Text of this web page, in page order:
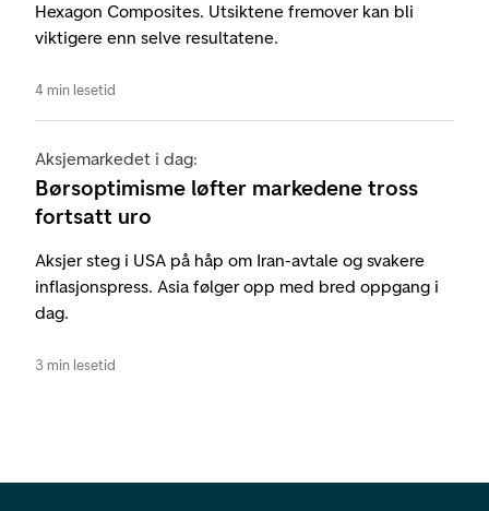
Hexagon Composites. Utsiktene fremover kan bli
viktigere enn selve resultatene.
4 min lesetid
Aksjemarkedet i dag:
Børsoptimisme løfter markedene tross
fortsatt uro
Aksjer steg i USA på håp om Iran-avtale og svakere
inflasjonspress. Asia følger opp med bred oppgang i
dag.
3 min lesetid